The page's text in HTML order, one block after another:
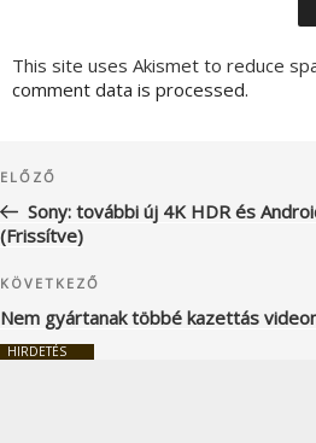
This site uses Akismet to reduce
comment data is processed.
navigáció
Korábbi
bejegyzés
ELŐZŐ
Sony: további új 4K HDR és
(Frissítve)
Következő
bejegyzés
KÖVETKEZŐ
Nem gyártanak többé kazettás
HIRDETÉS